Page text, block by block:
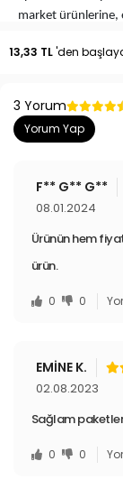
market ürünlerine,
bir yelpazede
ÜrünlerveDeğişik
sizleri bekliyor.
13,33 TL'den
3 Yorum
Yorum Yap
F** G** G**
08.01.2024
Ürünün hem
ürün.
0 0
EMİNE K.
02.08.2023
Sağlam
0 0